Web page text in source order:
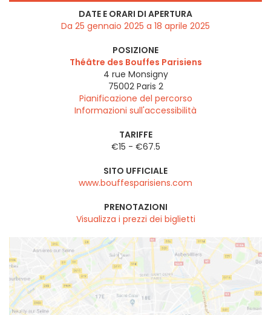
DATE E ORARI DI APERTURA
Da 25 gennaio 2025 a 18 aprile 2025
POSIZIONE
Théâtre des Bouffes Parisiens
4 rue Monsigny
75002 Paris 2
Pianificazione del percorso
Informazioni sull'accessibilità
TARIFFE
€15 - €67.5
SITO UFFICIALE
www.bouffesparisiens.com
PRENOTAZIONI
Visualizza i prezzi dei biglietti